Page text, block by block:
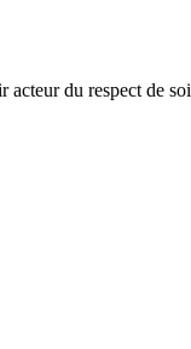
acteur du respect de soi